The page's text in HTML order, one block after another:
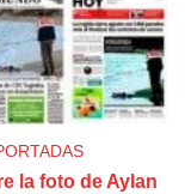
la foto de Aylan